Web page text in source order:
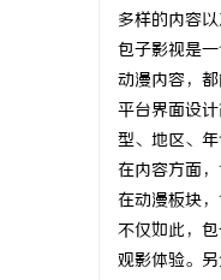
多样的内容
包子影视是
动漫内容，
平台界面设
型、地区、
在内容方面
在动漫板块
不仅如此，
观影体验。